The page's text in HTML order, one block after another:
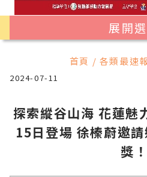
展開
首頁 / 各類最速
2024-07-11
探索縱谷山海 花蓮魅
15日登場 徐榛蔚邀
獎！